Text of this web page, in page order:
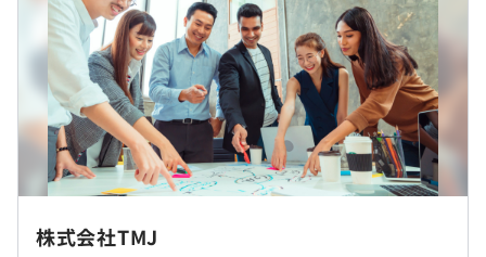
会社規定に準じます。
在宅・出社での勤務形態問わずに、シームレスにコミュニ
初期配属については、ご本人の希望勤務地を考慮して決定
いたします。
総合職のため、部署や職種変更が生じた際は、将来的に全
モデル月収
213,000円＋時間外手当30,000円（残業時間18.6時間の場
合）
→243,000円
（※想定年収は年収提示額を保証するものではありません）
前年度 採用者数16人 離職者数0人
2年度前 採用者数23人 離職者数2人
3年度前 採用者数36人 離職者数2人
過去３年間の新卒採用者数の男女別人数
前年度 男性5人 女性6人
2年度前 男性9人 女性14人
3年度前 男性11人 女性25人
平均勤続年数
7.9年
株式会社TMJ